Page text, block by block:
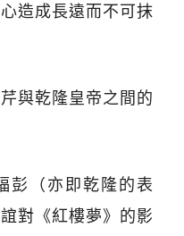
造成長遠而不可抹
與乾隆皇帝之間的
彭（亦即乾隆的表
對《紅樓夢》的影